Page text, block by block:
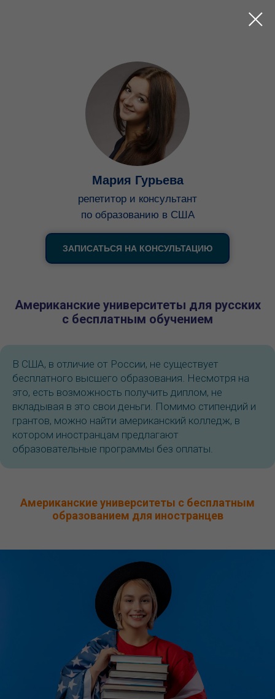
Мария Гурьева
репетитор и консультант
по образованию в США
ЗАПИСАТЬСЯ НА КОНСУЛЬТАЦИЮ
Американские университеты для русских
с бесплатным обучением
В США, в отличие от России, не существует
бесплатного высшего образования. Несмотря на
это, есть возможность получить диплом, не
вкладывая в это свои деньги. Помимо стипендий и
грантов, можно найти американский колледж, в
котором иностранцам предлагают
образовательные программы без оплаты.
Американские университеты с бесплатным
образованием для иностранцев